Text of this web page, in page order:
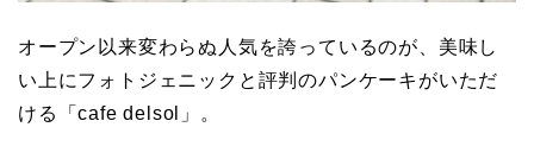
オープン以来変わらぬ人気を誇っているのが、美味し
い上にフォトジェニックと評判のパンケーキがいただ
ける「cafe delsol」。